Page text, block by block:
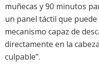
muñecas y 90 minutos
un panel táctil que
mecanismo capaz de
directamente en la
culpable”.